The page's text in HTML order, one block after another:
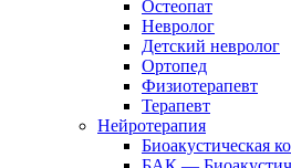
Остеопат
Невролог
Детский невролог
Ортопед
Физиотерапевт
Терапевт
Нейротерапия
Биоакустическая